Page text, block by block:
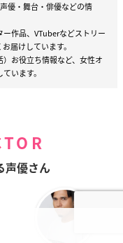
優・舞台・俳優などの情
作品、VTuberなどストリー
届けしています。
お役立ち情報など、女性オ
います。
声優さん